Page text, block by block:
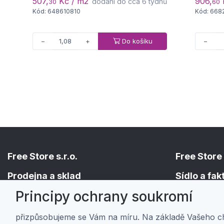
30
Kód: 648610810
− + Do košíku
60
Kód:
−
Free Store s.r.o.
Prodejna a sklad
Holická 156/49
IČ: 01805878
Free Store
Sídlo a
Hřbitovní 524/1
IČ: 01805878
Principy ochrany soukromí
přizpůsobujeme se Vám na míru. Na základě Vašeho